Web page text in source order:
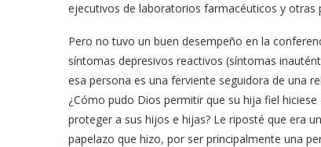
ejecutivos de laboratorios farmacéuticos y otras
Pero no tuvo un buen desempeño en la
síntomas depresivos reactivos (síntomas
esa persona es una ferviente seguidora de una
¿Cómo pudo Dios permitir que su hija fiel
proteger a sus hijos e hijas? Le riposté que era
papelazo que hizo, por ser principalmente una